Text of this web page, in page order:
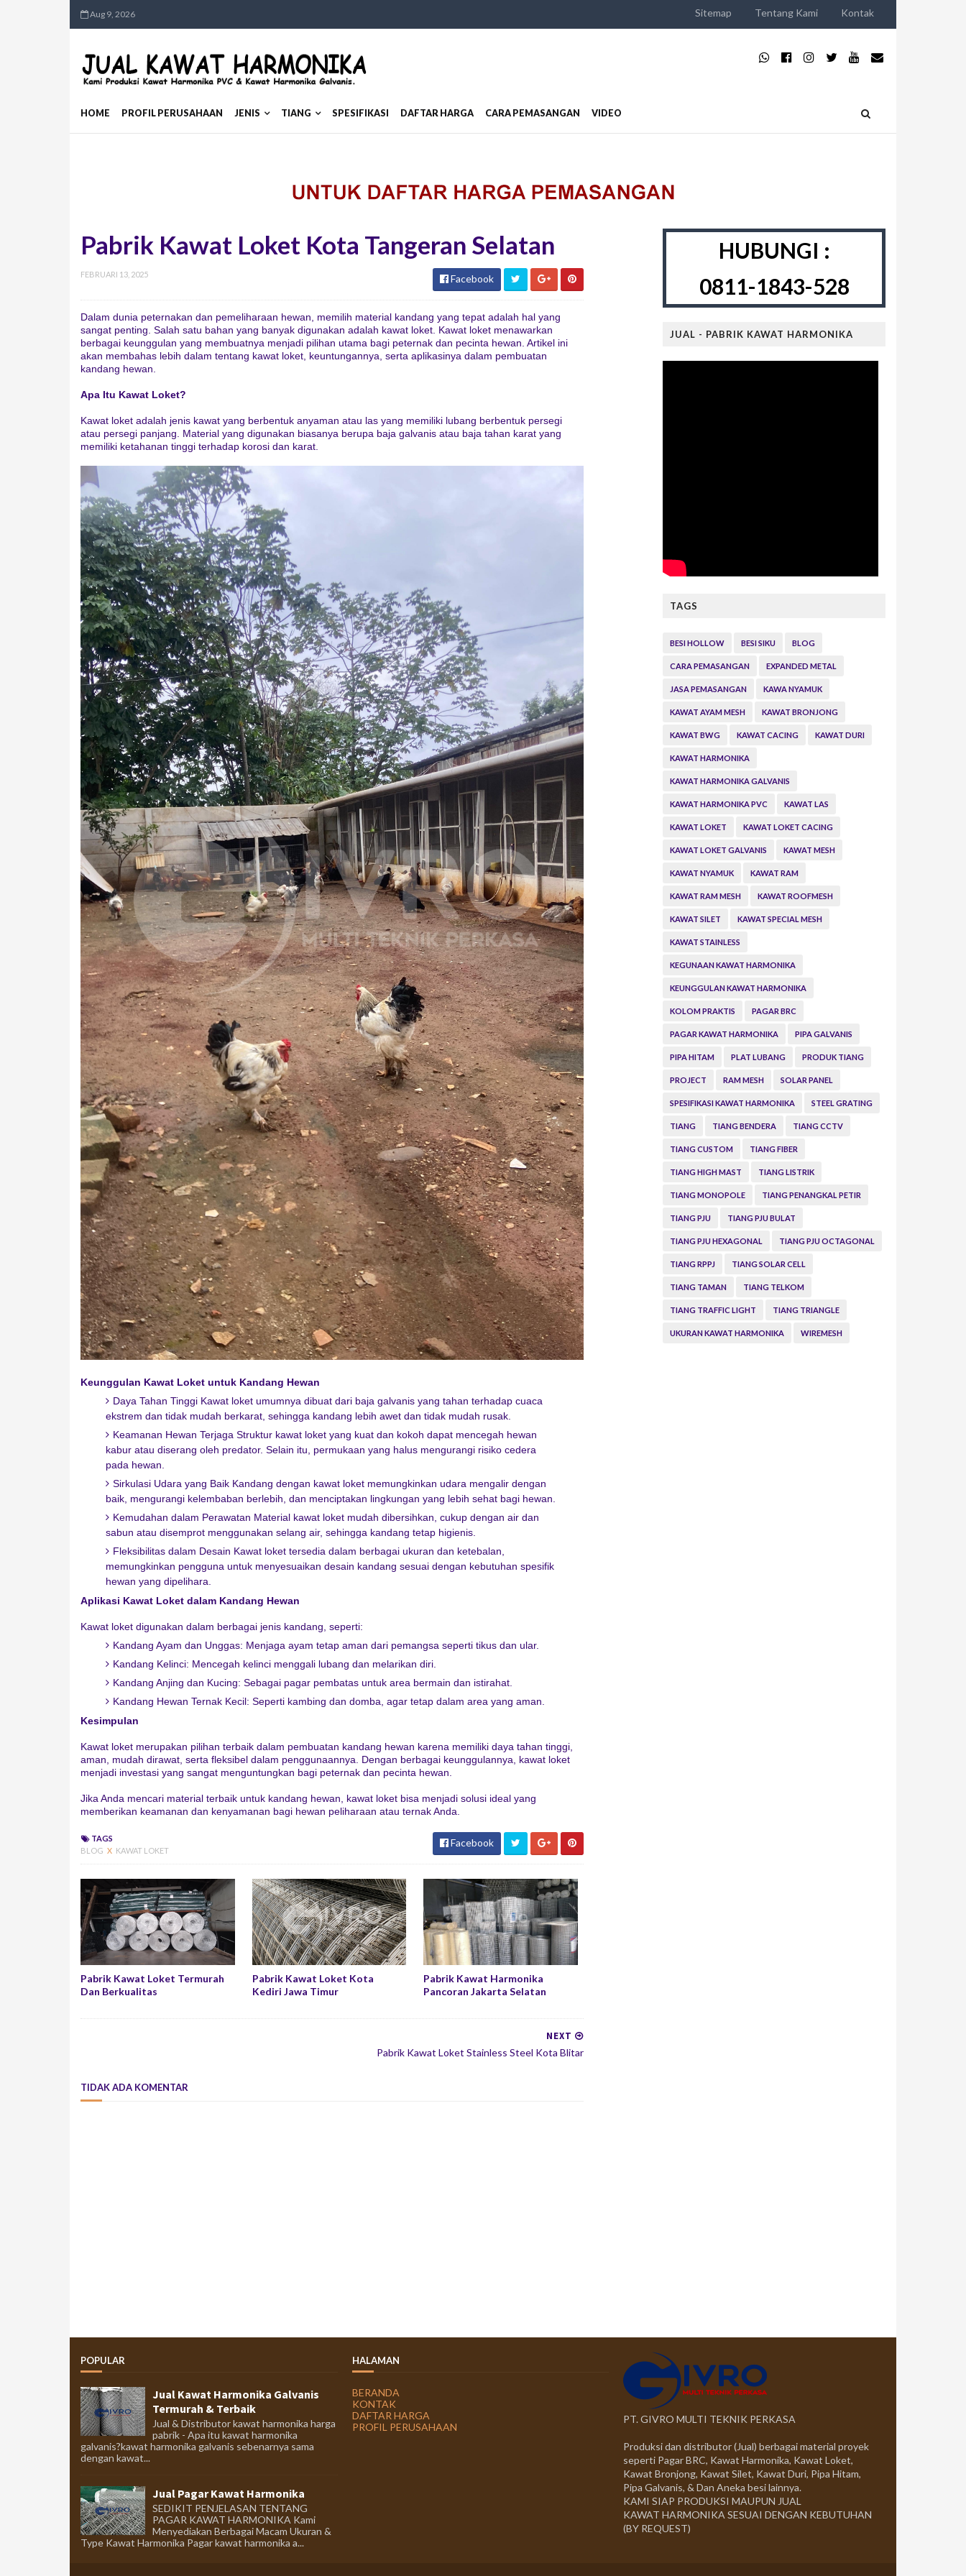
Aug 9, 2026 Sitemap Tentang Kami Kontak
HOME PROFIL PERUSAHAAN JENIS TIANG SPESIFIKASI DAFTAR HARGA CARA PEMASANGAN VIDEO
Pabrik Kawat Loket Kota Tangeran Selatan
FEBRUARI 13, 2025 Facebook
Dalam dunia peternakan dan pemeliharaan hewan, memilih material kandang yang tepat adalah hal yang
sangat penting. Salah satu bahan yang banyak digunakan adalah kawat loket. Kawat loket menawarkan
berbagai keunggulan yang membuatnya menjadi pilihan utama bagi peternak dan pecinta hewan. Artikel ini
akan membahas lebih dalam tentang kawat loket, keuntungannya, serta aplikasinya dalam pembuatan
kandang hewan.
Apa Itu Kawat Loket?
Kawat loket adalah jenis kawat yang berbentuk anyaman atau las yang memiliki lubang berbentuk persegi
atau persegi panjang. Material yang digunakan biasanya berupa baja galvanis atau baja tahan karat yang
memiliki ketahanan tinggi terhadap korosi dan karat.
Keunggulan Kawat Loket untuk Kandang Hewan
Daya Tahan Tinggi Kawat loket umumnya dibuat dari baja galvanis yang tahan terhadap cuaca
ekstrem dan tidak mudah berkarat, sehingga kandang lebih awet dan tidak mudah rusak.
Keamanan Hewan Terjaga Struktur kawat loket yang kuat dan kokoh dapat mencegah hewan
kabur atau diserang oleh predator. Selain itu, permukaan yang halus mengurangi risiko cedera
pada hewan.
Sirkulasi Udara yang Baik Kandang dengan kawat loket memungkinkan udara mengalir dengan
baik, mengurangi kelembaban berlebih, dan menciptakan lingkungan yang lebih sehat bagi hewan.
Kemudahan dalam Perawatan Material kawat loket mudah dibersihkan, cukup dengan air dan
sabun atau disemprot menggunakan selang air, sehingga kandang tetap higienis.
Fleksibilitas dalam Desain Kawat loket tersedia dalam berbagai ukuran dan ketebalan,
memungkinkan pengguna untuk menyesuaikan desain kandang sesuai dengan kebutuhan spesifik
hewan yang dipelihara.
Aplikasi Kawat Loket dalam Kandang Hewan
Kawat loket digunakan dalam berbagai jenis kandang, seperti:
Kandang Ayam dan Unggas: Menjaga ayam tetap aman dari pemangsa seperti tikus dan ular.
Kandang Kelinci: Mencegah kelinci menggali lubang dan melarikan diri.
Kandang Anjing dan Kucing: Sebagai pagar pembatas untuk area bermain dan istirahat.
Kandang Hewan Ternak Kecil: Seperti kambing dan domba, agar tetap dalam area yang aman.
Kesimpulan
Kawat loket merupakan pilihan terbaik dalam pembuatan kandang hewan karena memiliki daya tahan tinggi,
aman, mudah dirawat, serta fleksibel dalam penggunaannya. Dengan berbagai keunggulannya, kawat loket
menjadi investasi yang sangat menguntungkan bagi peternak dan pecinta hewan.
Jika Anda mencari material terbaik untuk kandang hewan, kawat loket bisa menjadi solusi ideal yang
memberikan keamanan dan kenyamanan bagi hewan peliharaan atau ternak Anda.
TAGS
BLOG X KAWAT LOKET
Facebook
Pabrik Kawat Loket Termurah
Dan Berkualitas
Pabrik Kawat Loket Kota
Kediri Jawa Timur
Pabrik Kawat Harmonika
Pancoran Jakarta Selatan
NEXT
Pabrik Kawat Loket Stainless Steel Kota Blitar
TIDAK ADA KOMENTAR
HUBUNGI :
0811-1843-528
JUAL - PABRIK KAWAT HARMONIKA
TAGS
BESI HOLLOW BESI SIKU BLOG
CARA PEMASANGAN EXPANDED METAL
JASA PEMASANGAN KAWA NYAMUK
KAWAT AYAM MESH KAWAT BRONJONG
KAWAT BWG KAWAT CACING KAWAT DURI
KAWAT HARMONIKA
KAWAT HARMONIKA GALVANIS
KAWAT HARMONIKA PVC KAWAT LAS
KAWAT LOKET KAWAT LOKET CACING
KAWAT LOKET GALVANIS KAWAT MESH
KAWAT NYAMUK KAWAT RAM
KAWAT RAM MESH KAWAT ROOFMESH
KAWAT SILET KAWAT SPECIAL MESH
KAWAT STAINLESS
KEGUNAAN KAWAT HARMONIKA
KEUNGGULAN KAWAT HARMONIKA
KOLOM PRAKTIS PAGAR BRC
PAGAR KAWAT HARMONIKA PIPA GALVANIS
PIPA HITAM PLAT LUBANG PRODUK TIANG
PROJECT RAM MESH SOLAR PANEL
SPESIFIKASI KAWAT HARMONIKA STEEL GRATING
TIANG TIANG BENDERA TIANG CCTV
TIANG CUSTOM TIANG FIBER
TIANG HIGH MAST TIANG LISTRIK
TIANG MONOPOLE TIANG PENANGKAL PETIR
TIANG PJU TIANG PJU BULAT
TIANG PJU HEXAGONAL TIANG PJU OCTAGONAL
TIANG RPPJ TIANG SOLAR CELL
TIANG TAMAN TIANG TELKOM
TIANG TRAFFIC LIGHT TIANG TRIANGLE
UKURAN KAWAT HARMONIKA WIREMESH
POPULAR
Jual Kawat Harmonika Galvanis
Termurah & Terbaik
Jual & Distributor kawat harmonika harga
pabrik - Apa itu kawat harmonika
galvanis?kawat harmonika galvanis sebenarnya sama
dengan kawat...
Jual Pagar Kawat Harmonika
SEDIKIT PENJELASAN TENTANG
PAGAR KAWAT HARMONIKA Kami
Menyediakan Berbagai Macam Ukuran &
Type Kawat Harmonika Pagar kawat harmonika a...
HALAMAN
BERANDA
KONTAK
DAFTAR HARGA
PROFIL PERUSAHAAN
PT. GIVRO MULTI TEKNIK PERKASA
Produksi dan distributor (Jual) berbagai material proyek
seperti Pagar BRC, Kawat Harmonika, Kawat Loket,
Kawat Bronjong, Kawat Silet, Kawat Duri, Pipa Hitam,
Pipa Galvanis, & Dan Aneka besi lainnya.
KAMI SIAP PRODUKSI MAUPUN JUAL
KAWAT HARMONIKA SESUAI DENGAN KEBUTUHAN
(BY REQUEST)